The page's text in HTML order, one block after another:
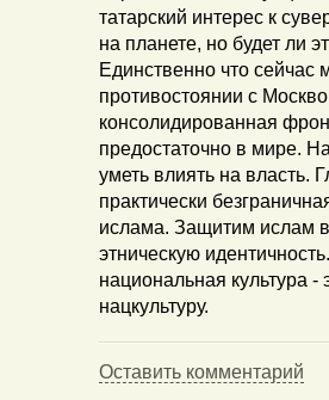
татарский интерес к
на планете, но будет ли
Единственно что сейчас
противостоянии с
консолидированная
предостаточно в мире.
уметь влиять на власть.
практически
ислама. Защитим ислам
этническую
национальная культура -
нацкультуру.
Оставить комментарий